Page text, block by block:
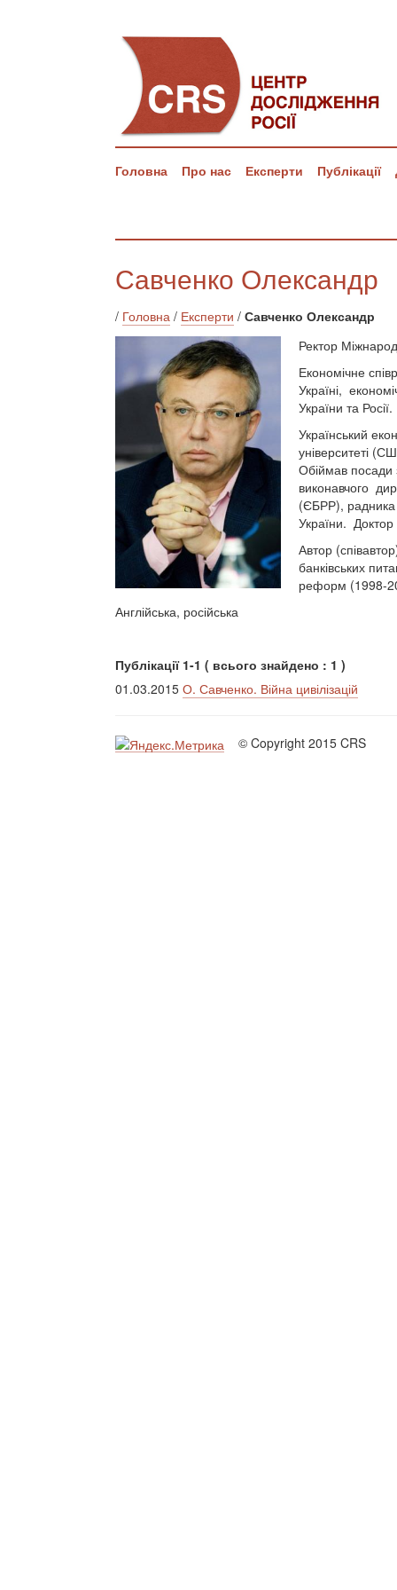
Головна Про нас Експерти Публікації
Савченко Олександр
/ Головна / Експерти / Савченко Олександр
Ректор
Економічне
Україні,
України та Росії.
Український
університеті
Обіймав посади
виконавчого
(ЄБРР), радника
України.
Автор
банківських
реформ (1998-
Англійська, російська
Публікації 1-1 ( всього знайдено : 1 )
01.03.2015 О. Савченко. Війна цивілізацій
© Copyright 2015 CRS